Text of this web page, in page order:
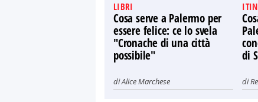
LIBRI
Cosa serve a Palermo per
essere felice: ce lo svela
"Cronache di una città
possibile"
diAlice Marchese
di
di